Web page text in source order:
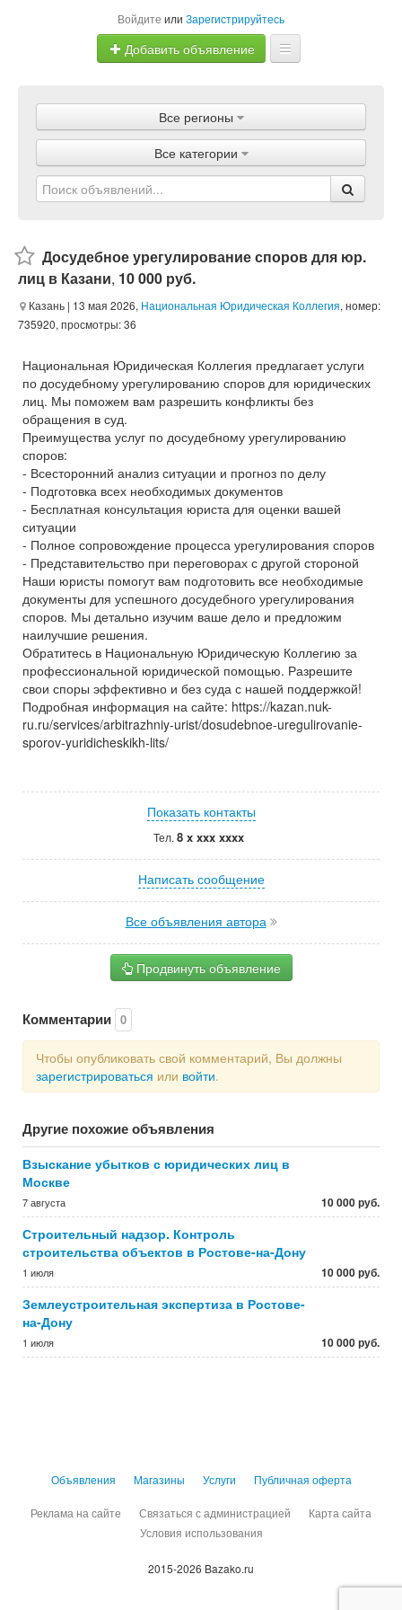
Войдите или Зарегистрируйтесь
Добавить объявление
Объявления
Магазины
Услуги
Все регионы
Все категории
Досудебное урегулирование споров для юр.
лиц в Казани, 10 000 руб.
Казань | 13 мая 2026, Национальная Юридическая Коллегия, номер:
735920, просмотры: 36
Национальная Юридическая Коллегия предлагает услуги
по досудебному урегулированию споров для юридических
лиц. Мы поможем вам разрешить конфликты без
обращения в суд.
Преимущества услуг по досудебному урегулированию
споров:
- Всесторонний анализ ситуации и прогноз по делу
- Подготовка всех необходимых документов
- Бесплатная консультация юриста для оценки вашей
ситуации
- Полное сопровождение процесса урегулирования споров
- Представительство при переговорах с другой стороной
Наши юристы помогут вам подготовить все необходимые
документы для успешного досудебного урегулирования
споров. Мы детально изучим ваше дело и предложим
наилучшие решения.
Обратитесь в Национальную Юридическую Коллегию за
профессиональной юридической помощью. Разрешите
свои споры эффективно и без суда с нашей поддержкой!
Подробная информация на сайте: https://kazan.nuk-
ru.ru/services/arbitrazhniy-urist/dosudebnoe-uregulirovanie-
sporov-yuridicheskikh-lits/
Показать контакты
Тел. 8 x xxx xxxx
Написать сообщение
Все объявления автора
Продвинуть объявление
Комментарии 0
Чтобы опубликовать свой комментарий, Вы должны
зарегистрироваться или войти.
Другие похожие объявления
Взыскание убытков с юридических лиц в
Москве
7 августа 10 000 руб.
Строительный надзор. Контроль
строительства объектов в Ростове-на-Дону
1 июля 10 000 руб.
Землеустроительная экспертиза в Ростове-
на-Дону
1 июля 10 000 руб.
Объявления Магазины Услуги Публичная оферта
Реклама на сайте Связаться с администрацией
Карта сайта
Условия использования
2015-2026 Bazako.ru